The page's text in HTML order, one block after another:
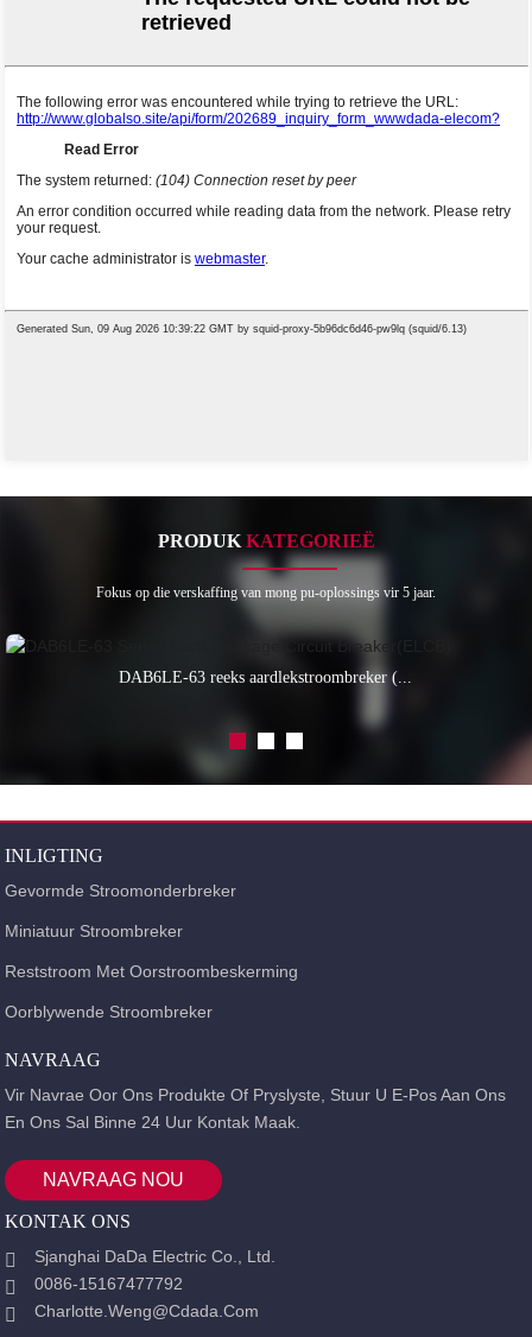
PRODUK KATEGORIEË
Fokus op die verskaffing van mong pu-oplossings vir 5 jaar.
DAB6LE-63 reeks aardlekstroombreker (...
INLIGTING
Gevormde Stroomonderbreker
Miniatuur Stroombreker
Reststroom Met Oorstroombeskerming
Oorblywende Stroombreker
NAVRAAG
Vir Navrae Oor Ons Produkte Of Pryslyste, Stuur U E-Pos Aan Ons
En Ons Sal Binne 24 Uur Kontak Maak.
NAVRAAG NOU
KONTAK ONS
Sjanghai DaDa Electric Co., Ltd.
0086-15167477792
Charlotte.weng@cdada.com